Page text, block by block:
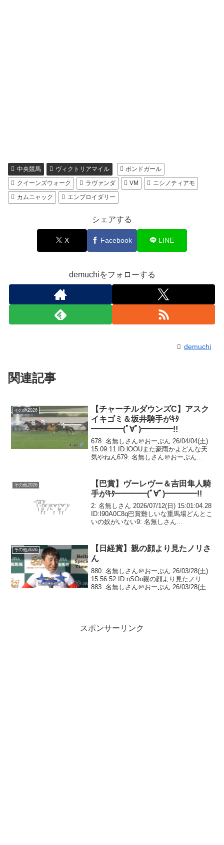
中央競馬 ヴィクトリアマイル
ボンドガール
クイーンズウォーク
ラヴァンダ VM
ニシノティアモ
カムニャック
エンブロイダリー
シェアする
X Facebook LINE
demuchiをフォローする
demuchi
関連記事
その他2026
【チャーチルダウンズC】アスク
イキゴミ＆坂井騎手がｷﾀ
━━━━(ﾟ∀ﾟ)━━━━!!
678: 名無しさん＠おーぷん 26/04/04(土)
15:09:11 ID:lOOUまた豪雨かよどんな天
気やねん679: 名無しさん＠おーぷん
その他2026
【巴賞】ヴーレヴー＆吉田隼人騎
手がｷﾀ━━━━(ﾟ∀ﾟ)━━━━!!
2: 名無しさん 2026/07/12(日) 15:01:04.28
ID:I90A0C8q巴賞難しいな重馬場どんとこ
いの奴がいない9: 名無しさん
その他2026
【日経賞】親の顔より見たノリさ
ん
880: 名無しさん＠おーぷん 26/03/28(土)
15:56:52 ID:nSOo親の顔より見たノリ
883: 名無しさん＠おーぷん 26/03/28(土)
スポンサーリンク